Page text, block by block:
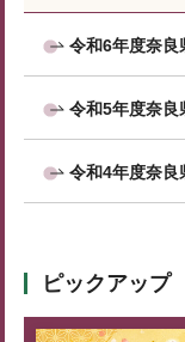
令和6年度奈良
令和5年度奈良
令和4年度奈良
ピックアップ